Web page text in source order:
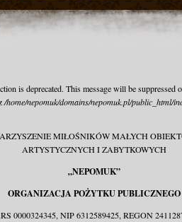
is deprecated. This message will be suppressed
/home/nepomuk/domains/nepomuk.pl/public_html/
MIŁOŚNIKÓW MAŁYCH
ARTYSTYCZNYCH I ZABYTKOWYCH
„NEPOMUK”
ORGANIZACJA POŻYTKU PUBLICZNEGO
0000324345, NIP 6312589425, REGON